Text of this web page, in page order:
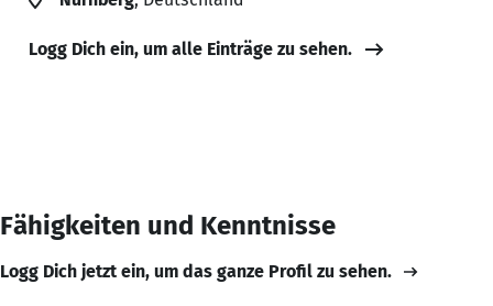
Logg Dich ein, um alle Einträge zu sehen.
Fähigkeiten und Kenntnisse
Logg Dich jetzt ein, um das ganze Profil zu sehen.